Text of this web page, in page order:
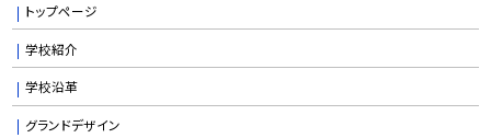
トップページ
学校紹介
学校沿革
グランドデザイン